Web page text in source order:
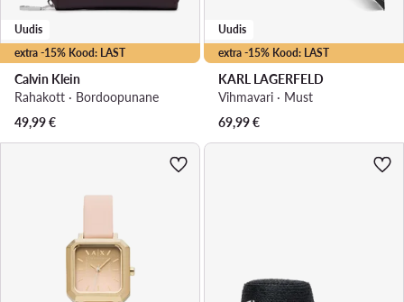
extra -15% Kood: LAST
Uudis
Calvin Klein
Rahakott · Bordoopunane
49,99€
extra -15% Kood: LAST
Uudis
KARL LAGERFELD
Vihmavari · Must
69,99€